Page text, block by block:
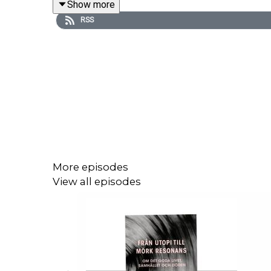
Frågor som diskuteras i programmet är bl.a:
Show more
RSS
More episodes
View all episodes